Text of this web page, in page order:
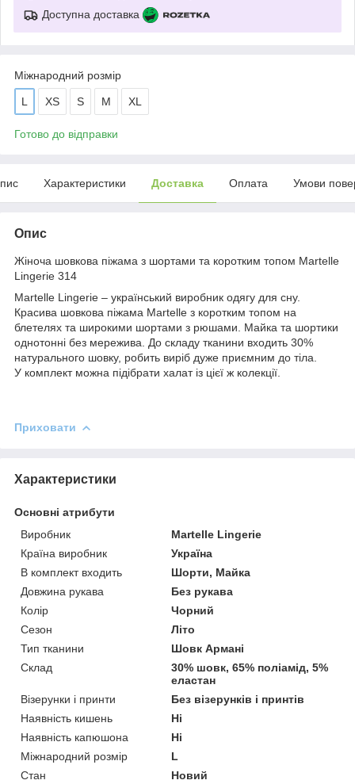
Доступна доставка
Міжнародний розмір
L XS S M XL
Готово до відправки
Характеристики Доставка Оплата Умови
Опис
Жіноча шовкова піжама з шортами та коротким топом Martelle
Lingerie 314
Мartelle Lingerie – український виробник одягу для сну.
Красива шовкова піжама Martelle з коротким топом на
блетелях та широкими шортами з рюшами. Майка та шортики
однотонні без мережива. До складу тканини входить 30%
натурального шовку, робить виріб дуже приємним до тіла.
У комплект можна підібрати халат із цієї ж колекції.
Приховати
Характеристики
Основні атрибути
Виробник
Martelle Lingerie
Країна виробник
Україна
В комплект входить
Шорти, Майка
Довжина рукава
Без рукава
Колір
Чорний
Сезон
Літо
Тип тканини
Шовк Армані
Склад
30% шовк, 65% поліамід, 5%
еластан
Візерунки і принти
Без візерунків і принтів
Наявність кишень
Ні
Наявність капюшона
Ні
Міжнародний розмір
L
Стан
Новий